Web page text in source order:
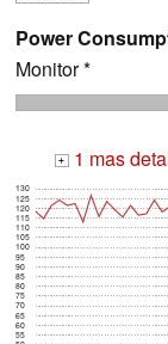
Power
Monitor *
+ 1 mas
55
60
65
70
75
80
85
90
95
100
105
110
115
120
125
130